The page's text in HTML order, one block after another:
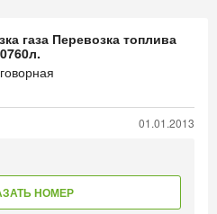
газа Перевозка топлива
01.01.2013
НОМЕР